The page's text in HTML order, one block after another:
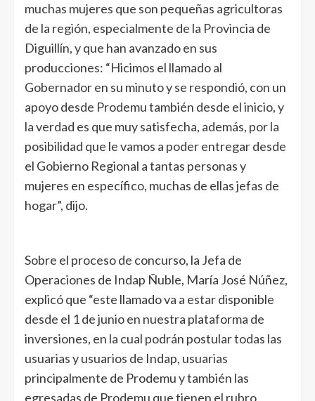
muchas mujeres que son pequeñas agricultoras
de la región, especialmente de la Provincia de
Diguillín, y que han avanzado en sus
producciones: “Hicimos el llamado al
Gobernador en su minuto y se respondió, con un
apoyo desde Prodemu también desde el inicio, y
la verdad es que muy satisfecha, además, por la
posibilidad que le vamos a poder entregar desde
el Gobierno Regional a tantas personas y
mujeres en específico, muchas de ellas jefas de
hogar”, dijo.
Sobre el proceso de concurso, la Jefa de
Operaciones de Indap Ñuble, María José Núñez,
explicó que “este llamado va a estar disponible
desde el 1 de junio en nuestra plataforma de
inversiones, en la cual podrán postular todas las
usuarias y usuarios de Indap, usuarias
principalmente de Prodemu y también las
egresadas de Prodemu que tienen el rubro